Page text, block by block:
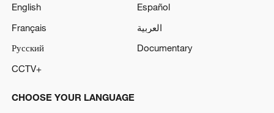
English
Español
Français
العربية
Русский
Documentary
CCTV+
CHOOSE YOUR LANGUAGE